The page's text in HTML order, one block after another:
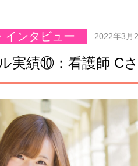
インタビュー 2022年3月
実績⑩：看護師 C